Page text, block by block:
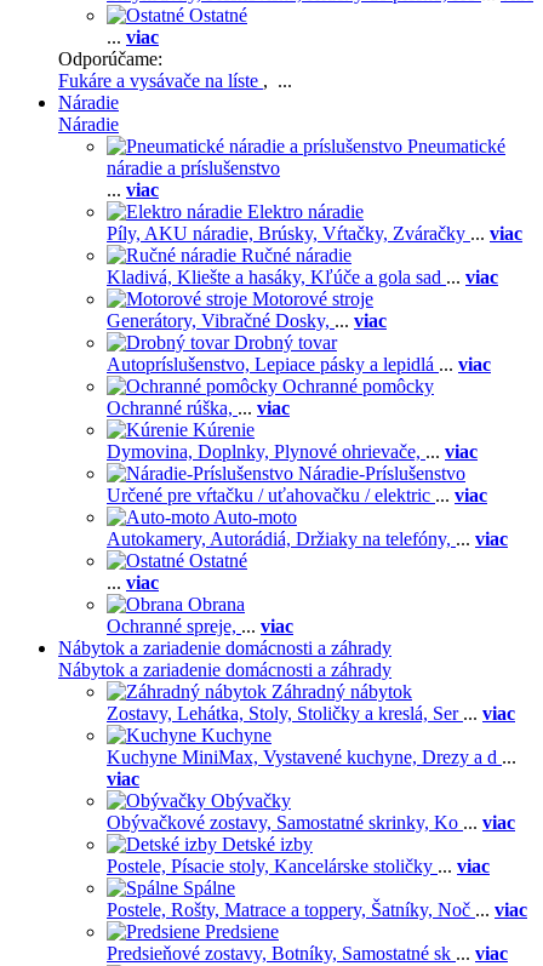
Ostatné
... viac
Odporúčame:
Fukáre a vysávače na líste , ...
Náradie
Náradie
Pneumatické
náradie a príslušenstvo
... viac
Elektro náradie
Píly, AKU náradie, Brúsky, Vŕtačky, Zváračky ... viac
Ručné náradie
Kladivá, Kliešte a hasáky, Kľúče a gola sad ... viac
Motorové stroje
Generátory, Vibračné Dosky, ... viac
Drobný tovar
Autopríslušenstvo, Lepiace pásky a lepidlá ... viac
Ochranné pomôcky
Ochranné rúška, ... viac
Kúrenie
Dymovina, Doplnky, Plynové ohrievače, ... viac
Náradie-Príslušenstvo
Určené pre vŕtačku / uťahovačku / elektric ... viac
Auto-moto
Autokamery, Autorádiá, Držiaky na telefóny, ... viac
Ostatné
... viac
Obrana
Ochranné spreje, ... viac
Nábytok a zariadenie domácnosti a záhrady
Nábytok a zariadenie domácnosti a záhrady
Záhradný nábytok
Zostavy, Lehátka, Stoly, Stoličky a kreslá, Ser ... viac
Kuchyne
Kuchyne MiniMax, Vystavené kuchyne, Drezy a d ...
viac
Obývačky
Obývačkové zostavy, Samostatné skrinky, Ko ... viac
Detské izby
Postele, Písacie stoly, Kancelárske stoličky ... viac
Spálne
Postele, Rošty, Matrace a toppery, Šatníky, Noč ... viac
Predsiene
Predsieňové zostavy, Botníky, Samostatné sk ... viac